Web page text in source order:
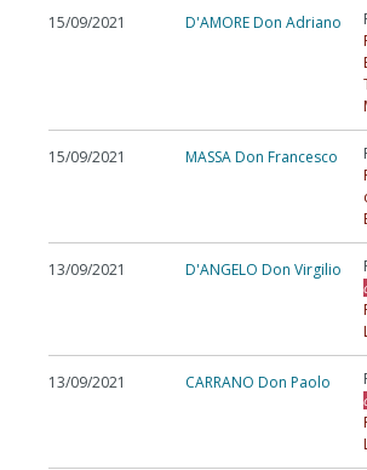
15/09/2021 D'AMORE Don Adriano
15/09/2021 MASSA Don Francesco
13/09/2021 D'ANGELO Don Virgilio
13/09/2021 CARRANO Don Paolo